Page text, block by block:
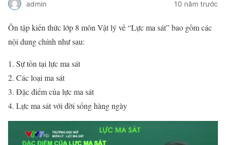
admin 10 năm trước
Ôn tập kiến thức lớp 8 môn Vật lý về “Lực ma sát” bao gồm các
nội dung chính như sau:
Sự tồn tại lực ma sát
Các loại ma sát
Đặc điểm của lực ma sát
Lực ma sát với đời sống hàng ngày